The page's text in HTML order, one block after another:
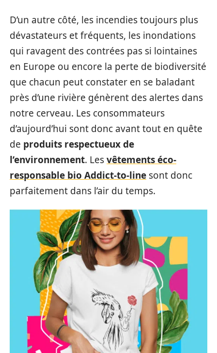
D’un autre côté, les incendies toujours plus
dévastateurs et fréquents, les inondations
qui ravagent des contrées pas si lointaines
en Europe ou encore la perte de biodiversité
que chacun peut constater en se baladant
près d’une rivière génèrent des alertes dans
notre cerveau. Les consommateurs
d’aujourd’hui sont donc avant tout en quête
de produits respectueux de
l’environnement. Lesvêtements éco-
responsable bio Addict-to-line sont donc
parfaitement dans l’air du temps.